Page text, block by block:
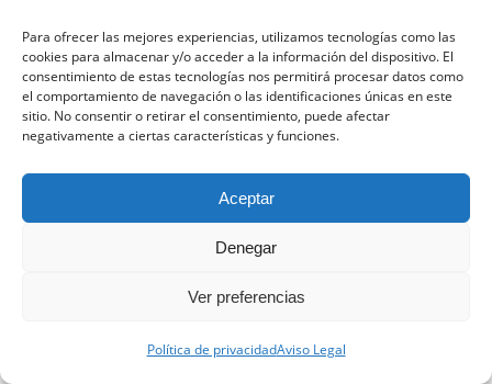
Para ofrecer las mejores experiencias, utilizamos tecnologías como las
cookies para almacenar y/o acceder a la información del dispositivo. El
consentimiento de estas tecnologías nos permitirá procesar datos como
el comportamiento de navegación o las identificaciones únicas en este
sitio. No consentir o retirar el consentimiento, puede afectar
negativamente a ciertas características y funciones.
Aceptar
Denegar
Ver preferencias
Política de privacidadAviso Legal
DUBÁI
EMIRATOS ÁRABES
ESPAÑA ESTADOS UNIDOS
GRECIA
ISLAS MAURICIO
JAPÓN JORDANIA KENIA